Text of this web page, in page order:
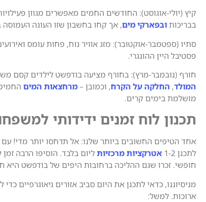
קיץ (יולי-אוגוסט): החודשים החמים מאפשרים מגוון
בבריכותובפארקי מים, אך קחו בחשבון שזו העונה העמוסה
סתיו (ספטמבר-אוקטובר): מזג אוויר נוח, פחות עומס
פסטיבל היין ההונגרי.
חורף (נובמבר-מרץ): בחורף מציעה בודפשט לילדים קסם
המולד, החלקה על הקרח, וכמובן –מרחצאות המים
מושלמת בימים קרים.
תכנון לוח זמנים ידידותי
אחד הטיפים החשובים ביותר שלנו: אל תדחסו יותר מדי!
לתכנן 1-2
אטרקציות מרכזיותליום בלבד. הוסיפו הרבה זמן
חופשי. זכרו שגם ההליכה ברחובות היפים של בודפשט היא
מניסיוננו, כדאי לתכנן את היום סביב אזורים גיאוגרפיים
ארוכות. למשל: